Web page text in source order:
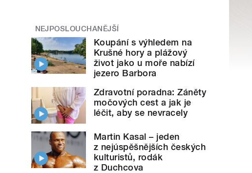
NEJPOSLOUCHANĚJŠÍ
Koupání s výhledem na
Krušné hory a plážový
život jako u moře nabízí
jezero Barbora
Zdravotní poradna: Záněty
močových cest a jak je
léčit, aby se nevracely
Martin Kasal – jeden
z nejúspěšnějších českých
kulturistů, rodák
z Duchcova